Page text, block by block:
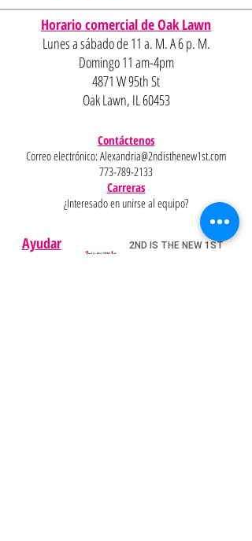
Horario comercial de Oak Lawn
Lunes a sábado de 11 a. M. A 6 p. M.
Domingo 11 am-4pm
4871 W 95th St
Oak Lawn, IL 60453
Contáctenos
Correo electrónico: Alexandria@2ndisthenew1st.com
773-789-2133
Carreras
¿Interesado en unirse al equipo?
Ayudar